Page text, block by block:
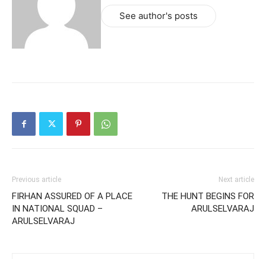
See author's posts
Previous article
FIRHAN ASSURED OF A PLACE
IN NATIONAL SQUAD –
ARULSELVARAJ
Next article
THE HUNT BEGINS FOR
ARULSELVARAJ